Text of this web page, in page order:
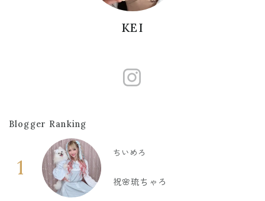
KEI
Blogger Ranking
1
ちいめろ
祝🌸琉ちゃろ